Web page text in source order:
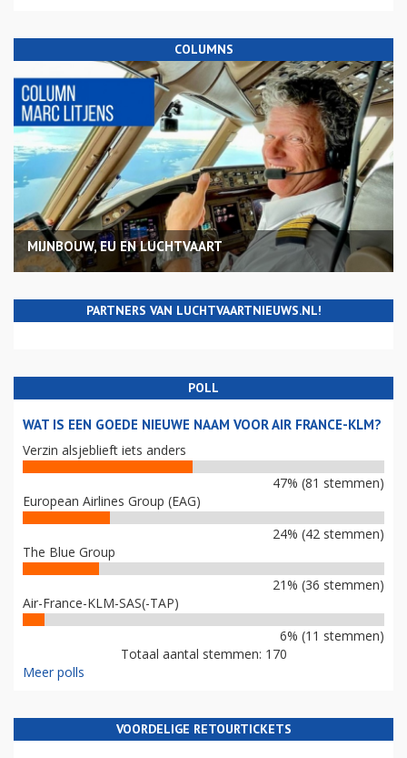
COLUMNS
MIJNBOUW, EU EN LUCHTVAART
PARTNERS VAN LUCHTVAARTNIEUWS.NL!
POLL
WAT IS EEN GOEDE NIEUWE NAAM VOOR AIR FRANCE-KLM?
Verzin alsjeblieft iets anders
47% (81 stemmen)
European Airlines Group (EAG)
24% (42 stemmen)
The Blue Group
21% (36 stemmen)
Air-France-KLM-SAS(-TAP)
6% (11 stemmen)
Totaal aantal stemmen: 170
Meer polls
VOORDELIGE RETOURTICKETS